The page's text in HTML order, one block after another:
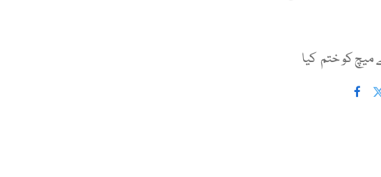
میچ کو ختم کیا